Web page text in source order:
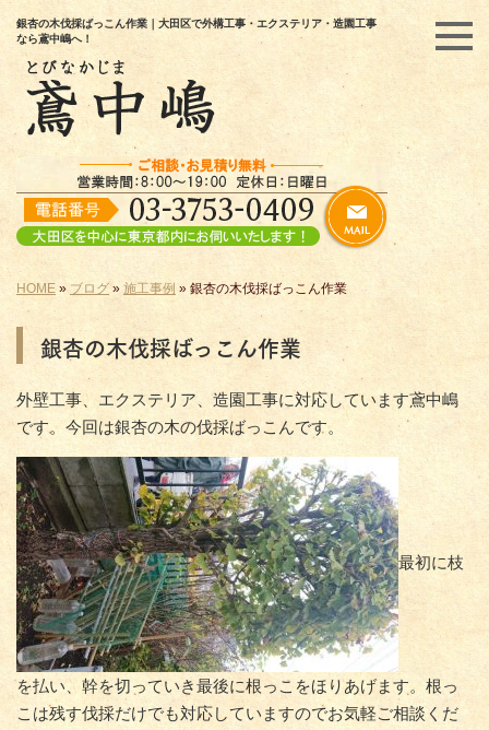
銀杏の木伐採ばっこん作業｜大田区で外構工事・エクステリア・造園工事
なら鳶中嶋へ！
HOME » ブログ» 施工事例 » 銀杏の木伐採ばっこん作業
銀杏の木伐採ばっこん作業
外壁工事、エクステリア、造園工事に対応しています鳶中嶋
です。今回は銀杏の木の伐採ばっこんです。
最初に枝
を払い、幹を切っていき最後に根っこをほりあげます。根っ
こは残す伐採だけでも対応していますのでお気軽ご相談くだ